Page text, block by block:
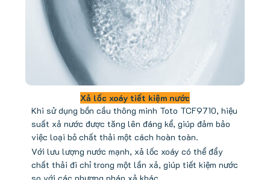
Xả lốc xoáy tiết kiệm nước
Khi sử dụng bồn cầu thông minh Toto TCF9710, hiệu
suất xả nước được tăng lên đáng kể, giúp đảm bảo
việc loại bỏ chất thải một cách hoàn toàn.
Với lưu lượng nước mạnh, xả lốc xoáy có thể đẩy
chất thải đi chỉ trong một lần xả, giúp tiết kiệm nước
so với các phương pháp xả khác.